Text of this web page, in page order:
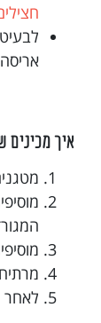
איך מכינים
לאחר